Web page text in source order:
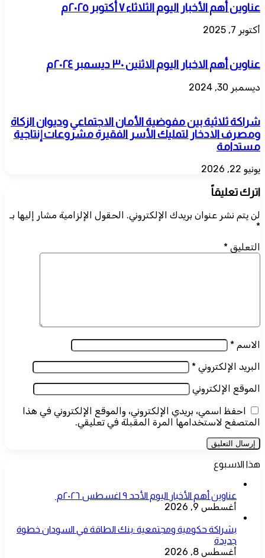
عناوين أهم الأخبار اليوم الثلاثاء ٧ أكتوبر ٢٠٢٥م
أكتوبر 7, 2025
عناوين أهم الاخبار اليوم الاثنين ٣٠ ديسمبر ٢٠٢٤م
ديسمبر 30, 2024
شراكة ثلاثية بين مفوضية الأمان الاجتماعي وديوان الزكاة
ومصرف الادخار لتمليك الأسر الفقيرة مشروعات إنتاجية
مستدامة
يونيو 22, 2026
اترك تعليقاً
لن يتم نشر عنوان بريدك الإلكتروني. الحقول الإلزامية مشار إليها بـ
*
التعليق *
الاسم *
البريد الإلكتروني *
الموقع الإلكتروني
احفظ اسمي، بريدي الإلكتروني، والموقع الإلكتروني في هذا
المتصفح لاستخدامها المرة المقبلة في تعليقي.
هذا الاسبوع
عناوين أهم الأخبار اليوم الأحد ٩ اغسطس ٢٠٢٦م ​
أغسطس 9, 2026
بشراكة حكومية ومجتمعية :بنك الطاقة في السودان خطوة
جديدة
أغسطس 8, 2026